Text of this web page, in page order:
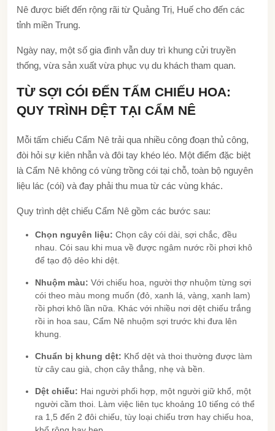
Nê được biết đến rộng rãi từ Quảng Trị, Huế cho đến các
tỉnh miền Trung.
Ngày nay, một số gia đình vẫn duy trì khung cửi truyền
thống, vừa sản xuất vừa phục vụ du khách tham quan.
TỪ SỢI CÓI ĐẾN TẤM CHIẾU HOA:
QUY TRÌNH DỆT TẠI CẨM NÊ
Mỗi tấm chiếu Cẩm Nê trải qua nhiều công đoạn thủ công,
đòi hỏi sự kiên nhẫn và đôi tay khéo léo. Một điểm đặc biệt
là Cẩm Nê không có vùng trồng cói tại chỗ, toàn bộ nguyên
liệu lác (cói) và đay phải thu mua từ các vùng khác.
Quy trình dệt chiếu Cẩm Nê gồm các bước sau:
Chọn nguyên liệu: Chọn cây cói dài, sợi chắc, đều
nhau. Cói sau khi mua về được ngâm nước rồi phơi khô
để tạo độ dẻo khi dệt.
Nhuộm màu: Với chiếu hoa, người thợ nhuộm từng sợi
cói theo màu mong muốn (đỏ, xanh lá, vàng, xanh lam)
rồi phơi khô lần nữa. Khác với nhiều nơi dệt chiếu trắng
rồi in hoa sau, Cẩm Nê nhuộm sợi trước khi đưa lên
khung.
Chuẩn bị khung dệt: Khổ dệt và thoi thường được làm
từ cây cau già, chọn cây thẳng, nhẹ và bền.
Dệt chiếu: Hai người phối hợp, một người giữ khổ, một
người cầm thoi. Làm việc liên tục khoảng 10 tiếng có thể
ra 1,5 đến 2 đôi chiếu, tùy loại chiếu trơn hay chiếu hoa,